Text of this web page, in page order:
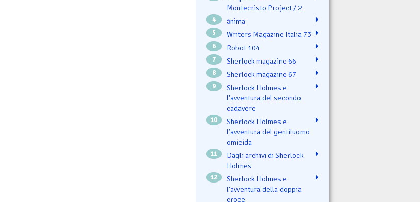
Montecristo Project / 2
4 ənima
5 Writers Magazine Italia 73
6 Robot 104
7 Sherlock magazine 66
8 Sherlock magazine 67
9
Sherlock Holmes e
l'avventura del secondo
cadavere
10
Sherlock Holmes e
l’avventura del gentiluomo
omicida
11
Dagli archivi di Sherlock
Holmes
12
Sherlock Holmes e
l’avventura della doppia
croce